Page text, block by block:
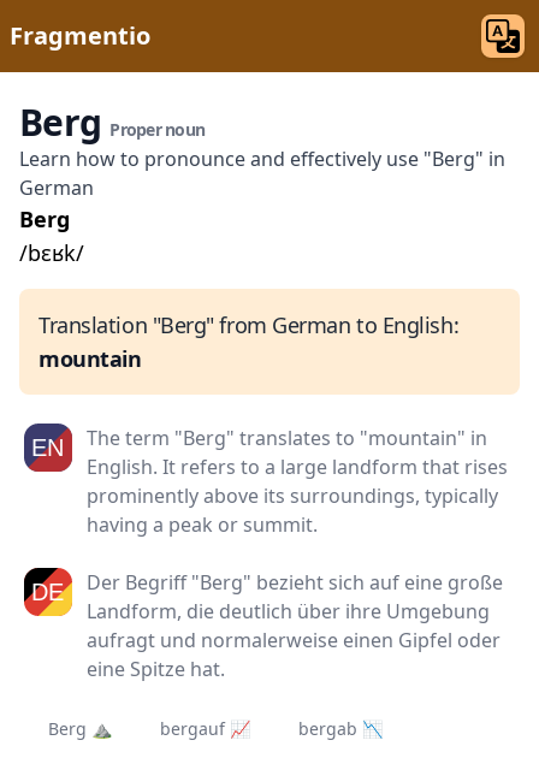
Fragmentio
Berg Proper noun
Learn how to pronounce and effectively use "Berg" in
German
Berg
/bɛʁk/
Translation "Berg" from German to English:
mountain
The term "Berg" translates to "mountain" in
English. It refers to a large landform that rises
prominently above its surroundings, typically
having a peak or summit.
Der Begriff "Berg" bezieht sich auf eine große
Landform, die deutlich über ihre Umgebung
aufragt und normalerweise einen Gipfel oder
eine Spitze hat.
Berg ⛰️ bergauf 📈 bergab 📉